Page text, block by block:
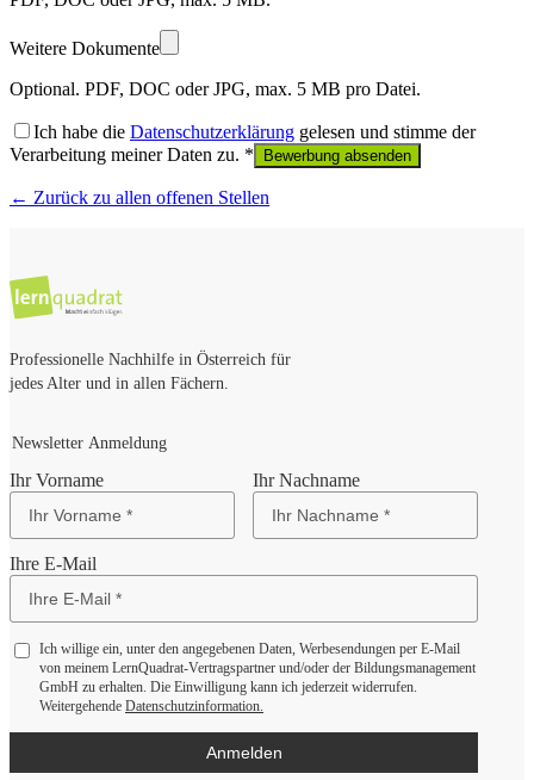
Weitere Dokumente
Optional. PDF, DOC oder JPG, max. 5 MB pro Datei.
Ich habe die Datenschutzerklärung gelesen und stimme der
Verarbeitung meiner Daten zu. *
Bewerbung absenden
← Zurück zu allen offenen Stellen
Professionelle Nachhilfe in Österreich für
jedes Alter und in allen Fächern.
Newsletter Anmeldung
Ihr Vorname Ihr Nachname
Ihre E-Mail
Ich willige ein, unter den angegebenen Daten, Werbesendungen per E-Mail
von meinem LernQuadrat-Vertragspartner und/oder der Bildungsmanagement
GmbH zu erhalten. Die Einwilligung kann ich jederzeit widerrufen.
Weitergehende Datenschutzinformation.
Anmelden